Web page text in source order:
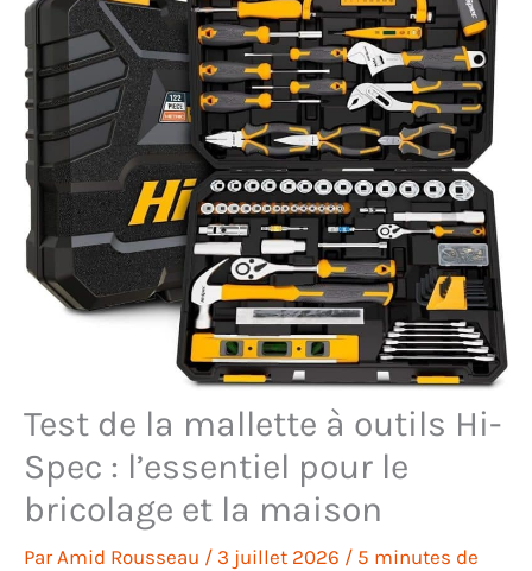
Test de la mallette à outils Hi-
Spec : l’essentiel pour le
bricolage et la maison
ParAmid Rousseau / 3 juillet 2026 / 5 minutes de